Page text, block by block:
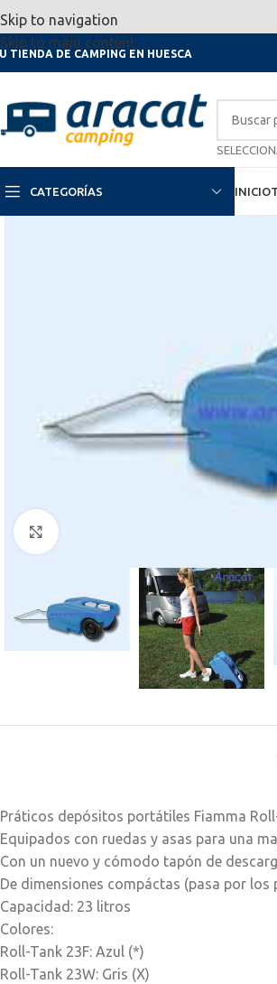
Skip to navigation
Skip to main content
Por
TIENDA DE CAMPING EN HUESCA
CATEGORÍAS INICIO
Práticos depósitos portátiles Fiamma
Equipados con ruedas y asas para una
Con un nuevo y cómodo tapón de
De dimensiones compáctas (pasa por
Capacidad: 23 litros
Colores:
Roll-Tank 23F: Azul (*)
Roll-Tank 23W: Gris (X)